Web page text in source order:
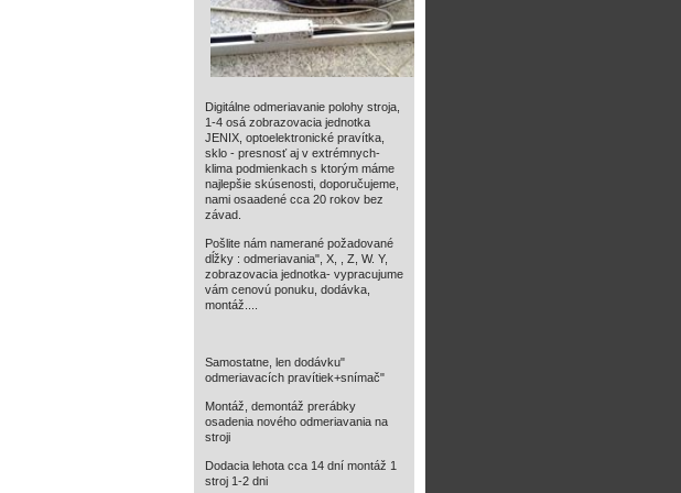
Digitálne odmeriavanie polohy stroja,
1-4 osá zobrazovacia jednotka
JENIX, optoelektronické pravítka,
sklo - presnosť aj v extrémnych-
klima podmienkach s ktorým máme
najlepšie skúsenosti, doporučujeme,
nami osaadené cca 20 rokov bez
závad.
Pošlite nám namerané požadované
dĺžky : odmeriavania", X, , Z, W. Y,
zobrazovacia jednotka- vypracujume
vám cenovú ponuku, dodávka,
montáž....
Samostatne, len dodávku"
odmeriavacích pravítiek+snímač"
Montáž, demontáž prerábky
osadenia nového odmeriavania na
stroji
Dodacia lehota cca 14 dní montáž 1
stroj 1-2 dni